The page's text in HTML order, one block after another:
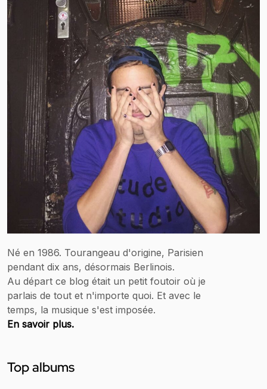
Né en 1986. Tourangeau d'origine, Parisien
pendant dix ans, désormais Berlinois.
Au départ ce blog était un petit foutoir où je
parlais de tout et n'importe quoi. Et avec le
temps, la musique s'est imposée.
En savoir plus.
Top albums